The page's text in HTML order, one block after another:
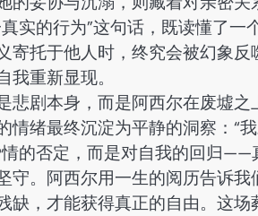
实的行为”这句话，既读懂了
寄托于他人时，终究会被幻象
重新显现。
悲剧本身，而是阿西尔在废墟
情绪最终沉淀为平静的洞察：“
的否定，而是对自我的回归
守。阿西尔用一生的阅历告诉
缺，才能获得真正的自由。这场